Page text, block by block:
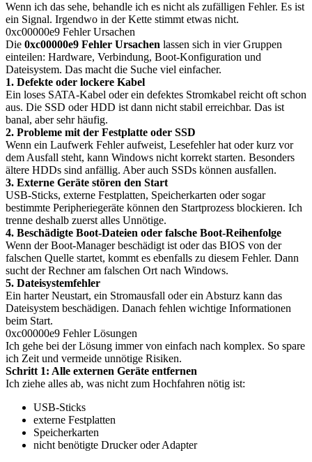
Wenn ich das sehe, behandle ich es nicht als zufälligen Fehler. Es ist
ein Signal. Irgendwo in der Kette stimmt etwas nicht.
0xc00000e9 Fehler Ursachen
Die 0xc00000e9 Fehler Ursachen lassen sich in vier Gruppen
einteilen: Hardware, Verbindung, Boot-Konfiguration und
Dateisystem. Das macht die Suche viel einfacher.
1. Defekte oder lockere Kabel
Ein loses SATA-Kabel oder ein defektes Stromkabel reicht oft schon
aus. Die SSD oder HDD ist dann nicht stabil erreichbar. Das ist
banal, aber sehr häufig.
2. Probleme mit der Festplatte oder SSD
Wenn ein Laufwerk Fehler aufweist, Lesefehler hat oder kurz vor
dem Ausfall steht, kann Windows nicht korrekt starten. Besonders
ältere HDDs sind anfällig. Aber auch SSDs können ausfallen.
3. Externe Geräte stören den Start
USB-Sticks, externe Festplatten, Speicherkarten oder sogar
bestimmte Peripheriegeräte können den Startprozess blockieren. Ich
trenne deshalb zuerst alles Unnötige.
4. Beschädigte Boot-Dateien oder falsche Boot-Reihenfolge
Wenn der Boot-Manager beschädigt ist oder das BIOS von der
falschen Quelle startet, kommt es ebenfalls zu diesem Fehler. Dann
sucht der Rechner am falschen Ort nach Windows.
5. Dateisystemfehler
Ein harter Neustart, ein Stromausfall oder ein Absturz kann das
Dateisystem beschädigen. Danach fehlen wichtige Informationen
beim Start.
0xc00000e9 Fehler Lösungen
Ich gehe bei der Lösung immer von einfach nach komplex. So spare
ich Zeit und vermeide unnötige Risiken.
Schritt 1: Alle externen Geräte entfernen
Ich ziehe alles ab, was nicht zum Hochfahren nötig ist:
USB-Sticks
externe Festplatten
Speicherkarten
nicht benötigte Drucker oder Adapter